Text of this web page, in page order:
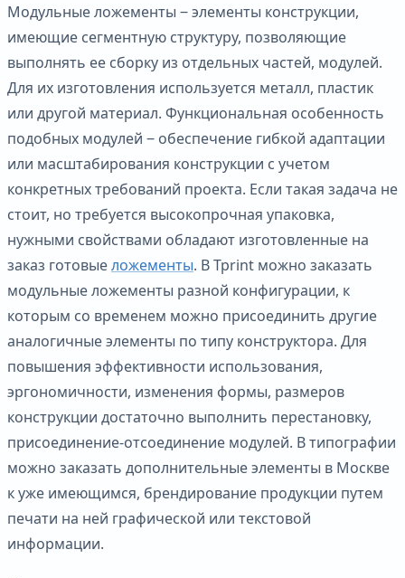
Модульные ложементы ‒ элементы конструкции,
имеющие сегментную структуру, позволяющие
выполнять ее сборку из отдельных частей, модулей.
Для их изготовления используется металл, пластик
или другой материал. Функциональная особенность
подобных модулей ‒ обеспечение гибкой адаптации
или масштабирования конструкции с учетом
конкретных требований проекта. Если такая задача не
стоит, но требуется высокопрочная упаковка,
нужными свойствами обладают изготовленные на
заказ готовыеложементы. В Tprint можно заказать
модульные ложементы разной конфигурации, к
которым со временем можно присоединить другие
аналогичные элементы по типу конструктора. Для
повышения эффективности использования,
эргономичности, изменения формы, размеров
конструкции достаточно выполнить перестановку,
присоединение-отсоединение модулей. В типографии
можно заказать дополнительные элементы в Москве
к уже имеющимся, брендирование продукции путем
печати на ней графической или текстовой
информации.